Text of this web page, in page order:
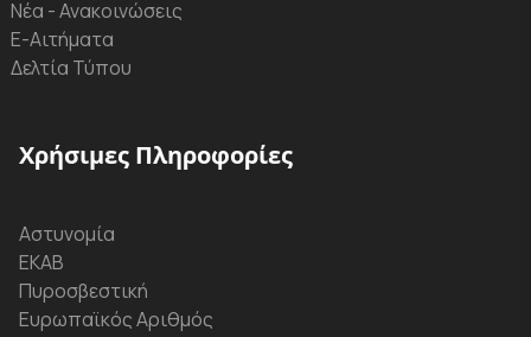
Νέα - Ανακοινώσεις
Ε-Αιτήματα
Δελτία Τύπου
Χρήσιμες Πληροφορίες
Αστυνομία
ΕΚΑΒ
Πυροσβεστική
Ευρωπαϊκός Αριθμός